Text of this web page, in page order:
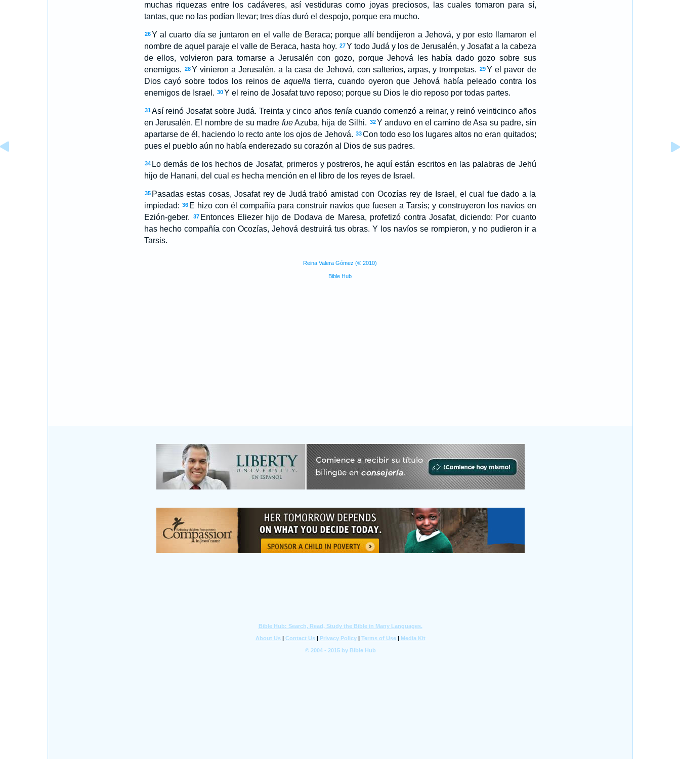
muchas riquezas entre los cadáveres, así vestiduras como joyas preciosos, las cuales tomaron para sí,
tantas, que no las podían llevar; tres días duró el despojo, porque era mucho.
26 Y al cuarto día se juntaron en el valle de Beraca; porque allí bendijeron a Jehová, y por esto llamaron el
nombre de aquel paraje el valle de Beraca, hasta hoy. 27 Y todo Judá y los de Jerusalén, y Josafat a la cabeza
de ellos, volvieron para tornarse a Jerusalén con gozo, porque Jehová les había dado gozo sobre sus
enemigos. 28Y vinieron a Jerusalén, a la casa de Jehová, con salterios, arpas, y trompetas. 29Y el pavor de
Dios cayó sobre todos los reinos deaquella tierra, cuando oyeron que Jehová había peleado contra los
enemigos de Israel. 30 Y el reino de Josafat tuvo reposo; porque su Dios le dio reposo por todas partes.
31 Así reinó Josafat sobre Judá. Treinta y cinco años tenía cuando comenzó a reinar, y reinó veinticinco años
en Jerusalén. El nombre de su madre fueAzuba, hija de Silhi. 32Y anduvo en el camino de Asa su padre, sin
apartarse de él, haciendo lo recto ante los ojos de Jehová. 33Con todo eso los lugares altos no eran quitados;
pues el pueblo aún no había enderezado su corazón al Dios de sus padres.
34 Lo demás de los hechos de Josafat, primeros y postreros, he aquí están escritos en las palabras de Jehú
hijo de Hanani, del cual eshecha mención en el libro de los reyes de Israel.
35 Pasadas estas cosas, Josafat rey de Judá trabó amistad con Ocozías rey de Israel, el cual fue dado a la
impiedad: 36 E hizo con él compañía para construir navíos que fuesen a Tarsis; y construyeron los navíos en
Ezión-geber.
37 Entonces Eliezer hijo de Dodava de Maresa, profetizó contra Josafat, diciendo: Por cuanto
has hecho compañía con Ocozías, Jehová destruirá tus obras. Y los navíos se rompieron, y no pudieron ir a
Tarsis.
Reina Valera Gómez (© 2010)
Bible Hub